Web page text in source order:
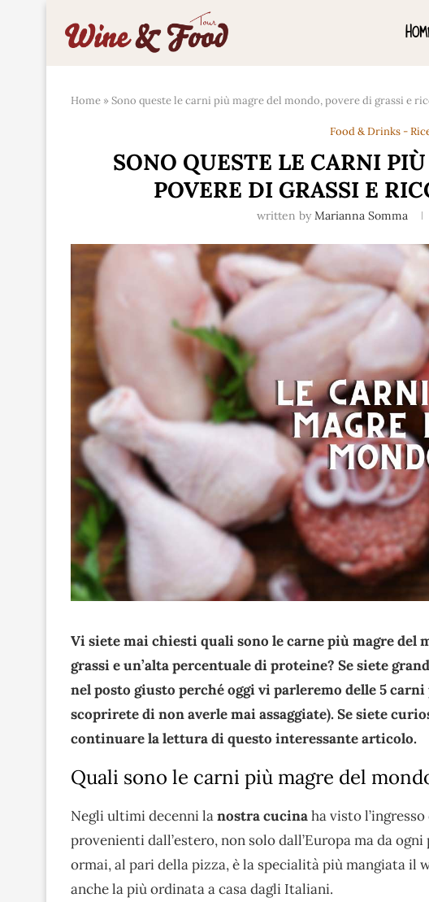
Home »Sono queste le carni più magre del mondo, povere di grassi e
Food & Drinks -
SONO QUESTE LE CARNI
POVERE DI GRASSI E
written by Marianna Somma
Vi siete mai chiesti quali sono le carne più magre del
grassi e un’alta percentuale di proteine? Se siete
nel posto giusto perché oggi vi parleremo delle 5
scoprirete di non averle mai assaggiate). Se siete
continuare la lettura di questo interessante articolo.
Quali sono le carni più magre del
Negli ultimi decenni lanostracucinaha visto
provenienti dall’estero, non solo dall’Europa ma da
ormai, al pari della pizza, è la specialità più mangiata il
anche la più ordinata a casa dagli Italiani.